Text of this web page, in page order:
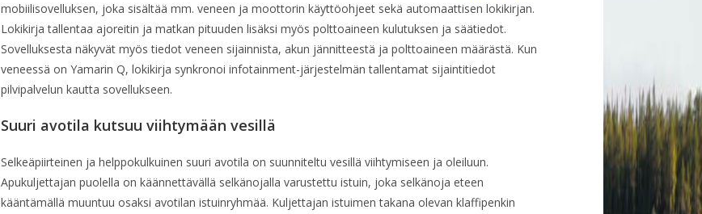
mobiilisovelluksen, joka sisältää mm. veneen ja moottorin käyttöohjeet sekä automaattisen lokikirjan.
Lokikirja tallentaa ajoreitin ja matkan pituuden lisäksi myös polttoaineen kulutuksen ja säätiedot.
Sovelluksesta näkyvät myös tiedot veneen sijainnista, akun jännitteestä ja polttoaineen määrästä. Kun
veneessä on Yamarin Q, lokikirja synkronoi infotainment-järjestelmän tallentamat sijaintitiedot
pilvipalvelun kautta sovellukseen.
Suuri avotila kutsuu viihtymään vesillä
Selkeäpiirteinen ja helppokulkuinen suuri avotila on suunniteltu vesillä viihtymiseen ja oleiluun.
Apukuljettajan puolella on käännettävällä selkänojalla varustettu istuin, joka selkänoja eteen
kääntämällä muuntuu osaksi avotilan istuinryhmää. Kuljettajan istuimen takana olevan klaffipenkin